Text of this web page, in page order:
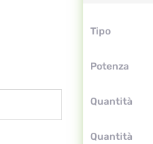
Tipo
Potenza
Quantità
Quantità